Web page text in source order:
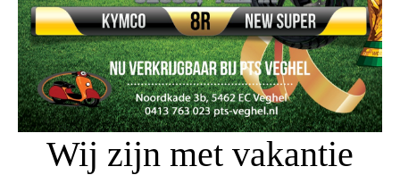
Wij zijn met vakantie